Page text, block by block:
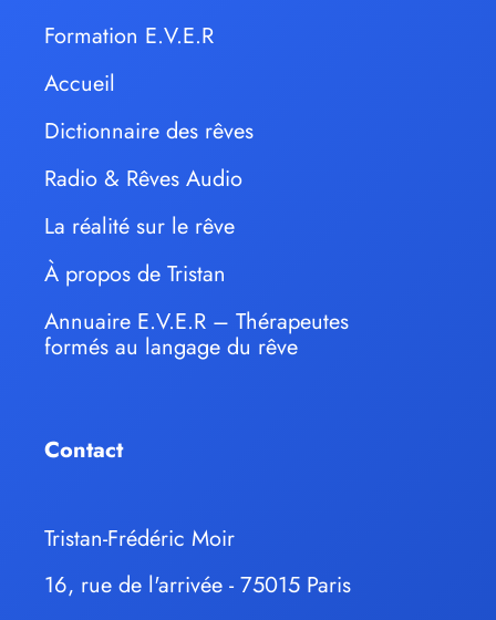
Formation E.V.E.R
Accueil
Dictionnaire des rêves
Radio & Rêves Audio
La réalité sur le rêve
À propos de Tristan
Annuaire E.V.E.R – Thérapeutes
formés au langage du rêve
Contact
Tristan-Frédéric Moir
16, rue de l'arrivée - 75015 Paris